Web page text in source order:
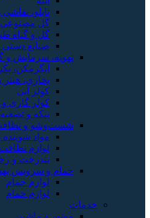
تابلو،
گل مصنوعی
گل و گیاه
صنایع دستی
تهویه، سرمایش و
آبگرمکن،
بخاری، هیتر
کولر آبی
کولر گازی و
پنکه و
شست‌وشو و
مواد
لوازم نظافت
بندرخت و
حمام و سرویس
لوازم حمام
لوازم حمام
خدمات